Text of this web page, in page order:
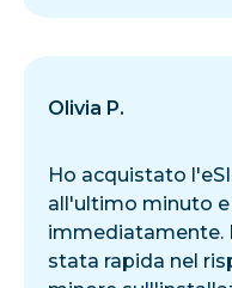
Olivia P.
Ho acquistato
all'ultimo minuto e
immediatamente.
stata rapida nel